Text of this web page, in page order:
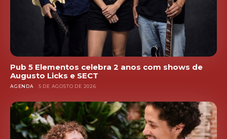
Pub 5 Elementos celebra 2 anos com shows de
Augusto Licks e SECT
AGENDA 5 DE AGOSTO DE 2026